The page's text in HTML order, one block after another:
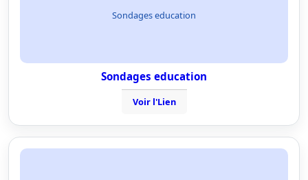
Sondages education
Sondages education
Voir l'Lien